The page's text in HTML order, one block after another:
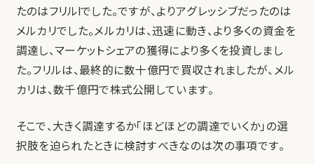
たのはフリルlでした。ですが、よりアグレッシブだったのは
メルカリでした。メルカリは、迅速に動き、より多くの資金を
調達し、マーケットシェアの獲得により多くを投資しまし
た。フリルは、最終的に数十億円で買収されましたが、メル
カリは、数千億円で株式公開しています。
そこで、大きく調達するか「ほどほどの調達でいくか」の選
択肢を迫られたときに検討すべきなのは次の事項です。